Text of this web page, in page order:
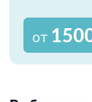
от